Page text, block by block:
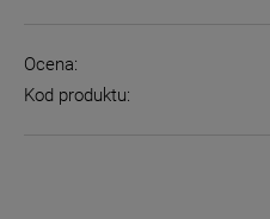
Ocena:
Kod produktu: